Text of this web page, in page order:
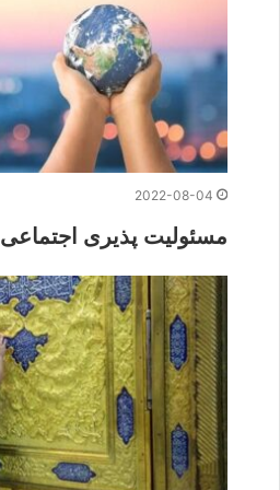
2022-08-04
مسئولیت پذیری اجتماعی